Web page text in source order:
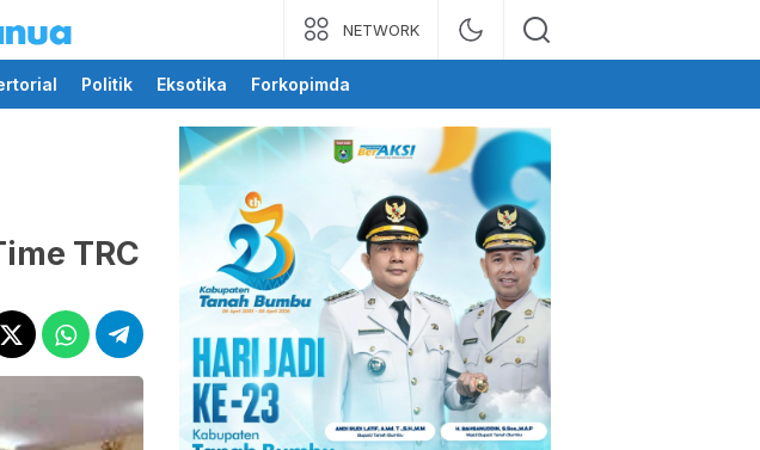
NETWORK
Politik Eksotika Forkopimda
TRC